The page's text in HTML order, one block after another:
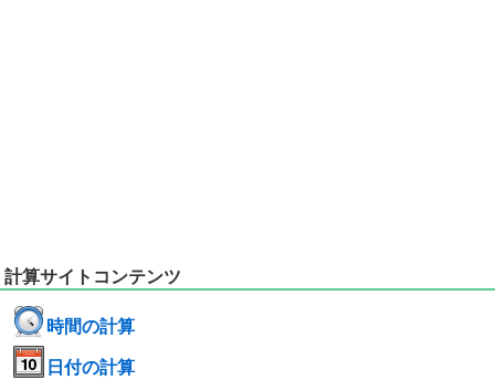
計算サイトコンテンツ
時間の計算
日付の計算